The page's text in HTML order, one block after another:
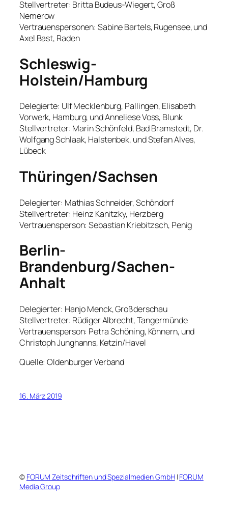
Stellvertreter: Britta Budeus-Wiegert, Groß
Nemerow
Vertrauenspersonen: Sabine Bartels, Rugensee, und
Axel Bast, Raden
Schleswig-
Holstein/Hamburg
Delegierte: Ulf Mecklenburg, Pallingen, Elisabeth
Vorwerk, Hamburg, und Anneliese Voss, Blunk
Stellvertreter: Marin Schönfeld, Bad Bramstedt, Dr.
Wolfgang Schlaak, Halstenbek, und Stefan Alves,
Lübeck
Thüringen/Sachsen
Delegierter: Mathias Schneider, Schöndorf
Stellvertreter: Heinz Kanitzky, Herzberg
Vertrauensperson: Sebastian Kriebitzsch, Penig
Berlin-
Brandenburg/Sachen-
Anhalt
Delegierter: Hanjo Menck, Großderschau
Stellvertreter: Rüdiger Albrecht, Tangermünde
Vertrauensperson: Petra Schöning, Könnern, und
Christoph Junghanns, Ketzin/Havel
Quelle: Oldenburger Verband
16. März 2019
© FORUM Zeitschriften und Spezialmedien GmbH| FORUM
Media Group